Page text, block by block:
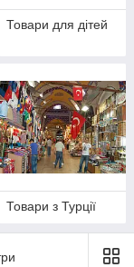
Товари для дітей
Товари з Турції